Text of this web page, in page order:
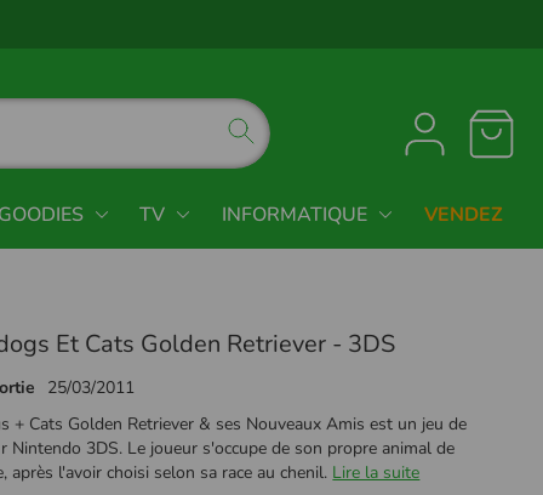
TV INFORMATIQUE VENDEZ
Et Cats Golden Retriever - 3DS
25/03/2011
+ Cats Golden Retriever & ses Nouveaux Amis est un jeu de
Nintendo 3DS. Le joueur s'occupe de son propre animal de
après l'avoir choisi selon sa race au chenil. Lire la suite